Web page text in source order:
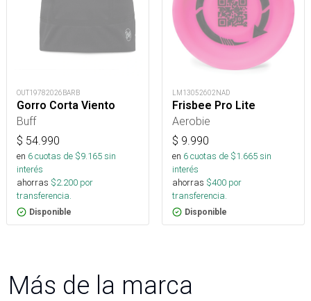
OUT19782026BARB
Gorro Corta Viento
Buff
$ 54.990
en 6cuotas de $9.165sin
interés
ahorras $2.200 por
transferencia.
Disponible
LM13052602NAD
Frisbee Pro Lite
Aerobie
$ 9.990
en 6cuotas de $1.665sin
interés
ahorras $400 por
transferencia.
Disponible
Más de la marca